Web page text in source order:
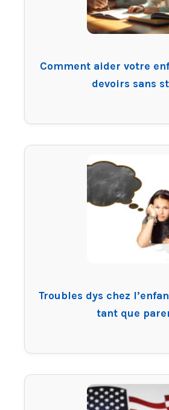
Comment aider votre
devoirs sans
Troubles dys chez
tant que